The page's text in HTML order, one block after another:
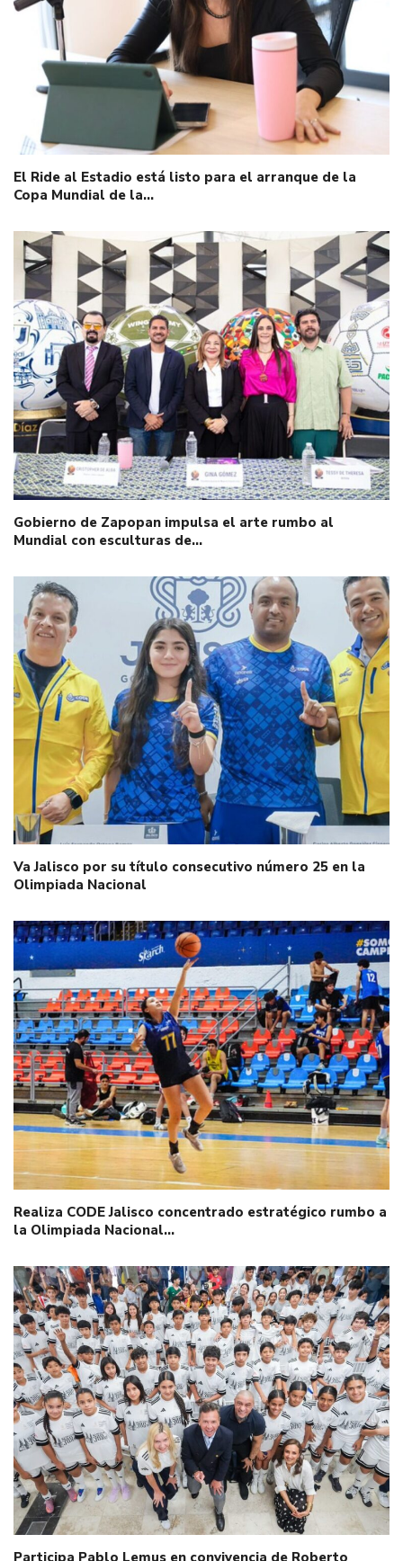
El Ride al Estadio está listo para el arranque de la
Copa Mundial de la…
Gobierno de Zapopan impulsa el arte rumbo al
Mundial con esculturas de…
Va Jalisco por su título consecutivo número 25 en la
Olimpiada Nacional
Realiza CODE Jalisco concentrado estratégico rumbo a
la Olimpiada Nacional…